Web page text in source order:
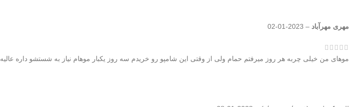
مهری مهرآباد –
2023-01-02
موهای من خیلی چربه هر روز میرفتم حمام ولی از وقتی این شامپو رو خریدم سه روز یکبار موهام نیاز به شستشو داره عالیه